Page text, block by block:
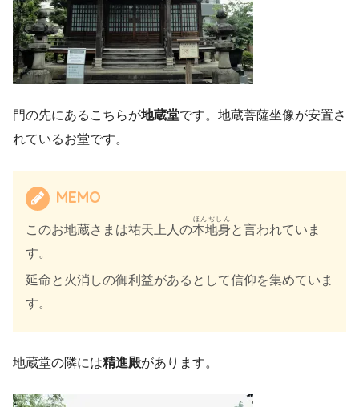
門の先にあるこちらが地蔵堂です。地蔵菩薩坐像が安置さ
れているお堂です。
MEMO
このお地蔵さまは祐天上人の本地身
ほんぢしん
と言われていま
す。
延命と火消しの御利益があるとして信仰を集めていま
す。
地蔵堂の隣には精進殿があります。